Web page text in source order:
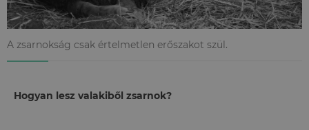
A zsarnokság csak értelmetlen erőszakot szül.
Hogyan lesz valakiből zsarnok?